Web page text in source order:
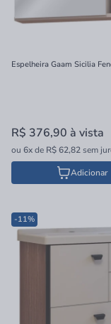
Espelheira Gaam Sicilia
R$ 376,90 à vista
ou 6xde R$ 62,82sem
Adicionar
-11%